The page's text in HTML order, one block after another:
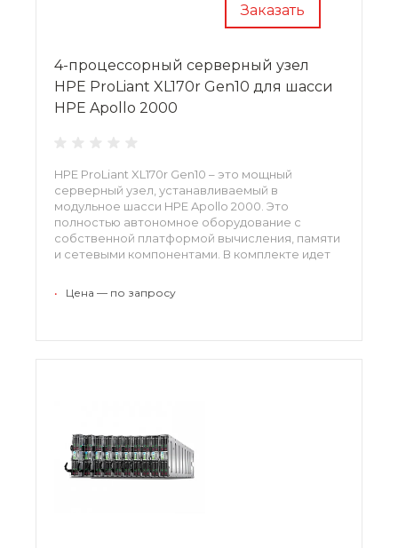
Заказать
4-процессорный серверный узел
HPE ProLiant XL170r Gen10 для шасси
HPE Apollo 2000
HPE ProLiant XL170r Gen10 – это мощный
серверный узел, устанавливаемый в
модульное шасси HPE Apollo 2000. Это
полностью автономное оборудование с
собственной платформой вычисления, памяти
и сетевыми компонентами. В комплекте идет
на микропрограммном уровне.
• Цена — по запросу